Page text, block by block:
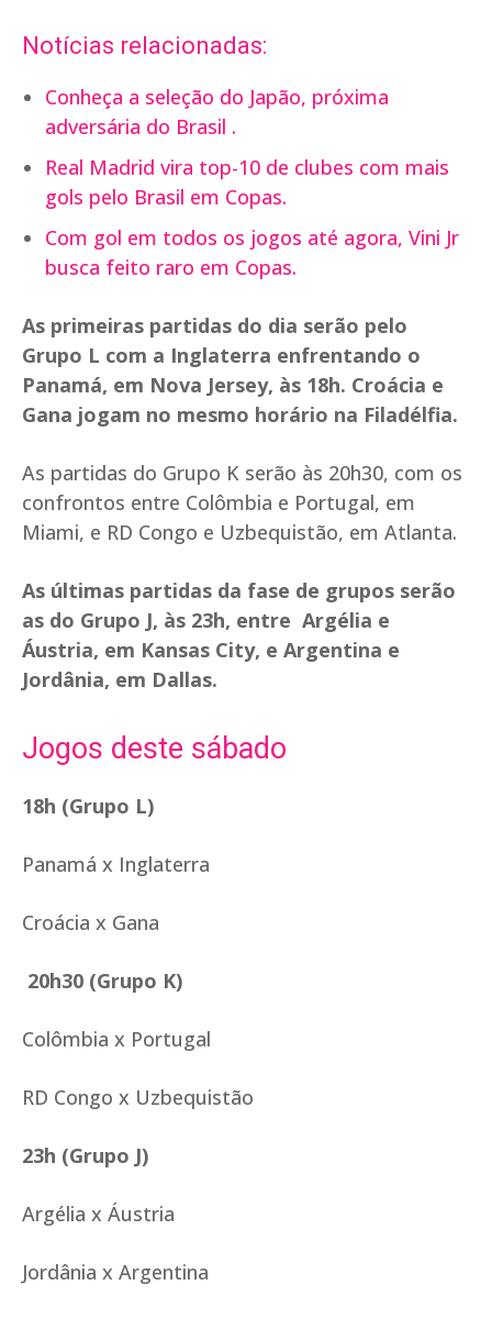
Notícias relacionadas:
Conheça a seleção do Japão, próxima
adversária do Brasil .
Real Madrid vira top-10 de clubes com mais
gols pelo Brasil em Copas.
Com gol em todos os jogos até agora, Vini Jr
busca feito raro em Copas.
As primeiras partidas do dia serão pelo
Grupo L com a Inglaterra enfrentando o
Panamá, em Nova Jersey, às 18h. Croácia e
Gana jogam no mesmo horário na Filadélfia.
As partidas do Grupo K serão às 20h30, com os
confrontos entre Colômbia e Portugal, em
Miami, e RD Congo e Uzbequistão, em Atlanta.
As últimas partidas da fase de grupos serão
as do Grupo J, às 23h, entre Argélia e
Áustria, em Kansas City, e Argentina e
Jordânia, em Dallas.
Jogos deste sábado
18h (Grupo L)
Panamá x Inglaterra
Croácia x Gana
20h30 (Grupo K)
Colômbia x Portugal
RD Congo x Uzbequistão
23h (Grupo J)
Argélia x Áustria
Jordânia x Argentina